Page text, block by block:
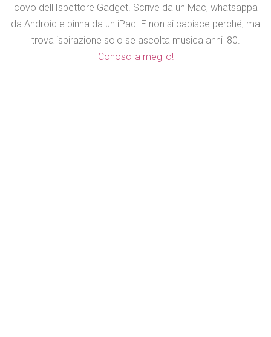
covo dell'Ispettore Gadget. Scrive da un Mac, whatsappa
da Android e pinna da un iPad. E non si capisce perché, ma
trova ispirazione solo se ascolta musica anni '80.
Conoscila meglio!